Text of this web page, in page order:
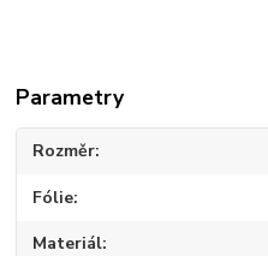
Parametry
Rozměr
Fólie
Materiál